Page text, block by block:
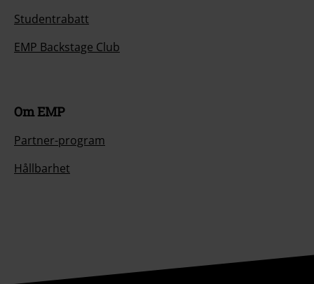
Studentrabatt
EMP Backstage Club
Om EMP
Partner-program
Hållbarhet